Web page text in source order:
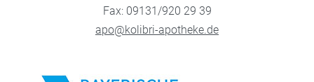
Fax: 09131/920 29 39
apo@kolibri-apotheke.de